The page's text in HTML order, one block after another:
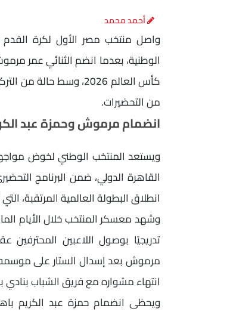
أحمد محمد
واصل منتخب مصر الأول لكرة القدم
الوطنية، بعدما انضم الثنائي عمر
كأس العالم 2026، وسط
من التحضيرات.
انضمام مرموش وحمزة عبد
ويستعد المنتخب الوطني لخوض
القاهرة الدولي، ضمن البرنامج
انطلاق البطولة العالمية المرتقبة،
وشهد معسكر المنتخب خلال الأيام
تدريجيًا بوصول اللاعبين المحترفين
مرموش بعد إسدال الستار على موسمه
انتهاء مشواره مع فريق الشباب بنادي
ويحظى انضمام حمزة عبد الكريم